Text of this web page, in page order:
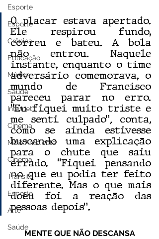
Esporte
Esporte
Crônica
Educação
Música
Saúde
Internet
Cinema
Meio Ambiente
Cinema
Trânsito
Esporte
Arte
Saúde
O placar estava apertado.
Ele respirou fundo,
correu e bateu. A bola
não entrou. Naquele
instante, enquanto o time
adversário comemorava, o
mundo de Francisco
pareceu parar no erro.
“Eu fiquei muito triste e
me senti culpado”, conta,
como se ainda estivesse
buscando uma explicação
para o chute que saiu
errado. “Fiquei pensando
no que eu podia ter feito
diferente. Mas o que mais
doeu foi a reação das
pessoas depois”.
MENTE QUE NÃO DESCANSA